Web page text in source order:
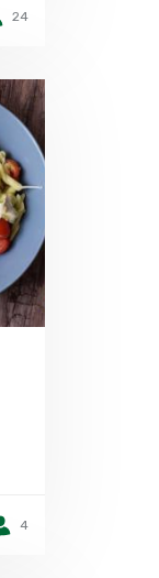
24
4